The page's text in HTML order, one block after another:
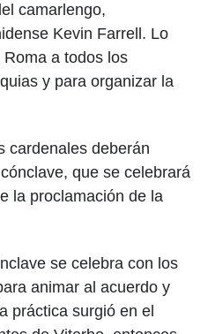
camarlengo,
Kevin Farrell. Lo
a todos los
y para organizar la
cardenales deberán
que se celebrará
la proclamación de la
se celebra con los
animar al acuerdo y
práctica surgió en el